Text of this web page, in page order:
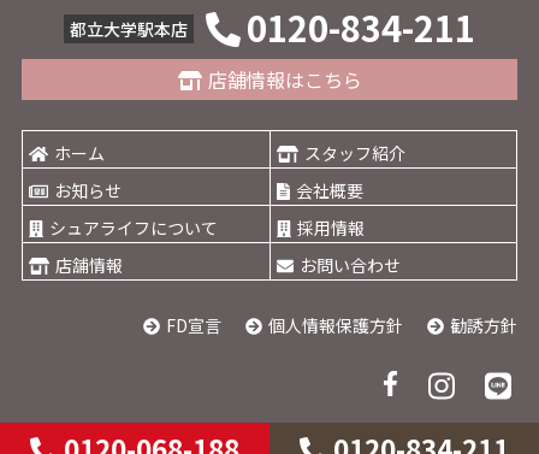
都立大学駅本店 0120-834-211
店舗情報はこちら
ホーム
お知らせ
シュアライフについて
店舗情報
スタッフ紹介
会社概要
採用情報
お問い合わせ
FD宣言 個人情報保護方針 勧誘方針